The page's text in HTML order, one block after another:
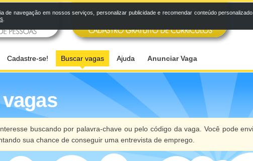
Cadastre-se! Buscar vagas Ajuda Anunciar Vaga
buscando por palavra-chave ou pelo código da vaga. Você pode
sua chance de conseguir uma entrevista de emprego.
navegação em nossos serviços, personalizar publicidade e recomendar conteúdo